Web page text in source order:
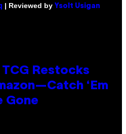
| Reviewed by Ysolt Usigan
Restocks
‘Em
Gone